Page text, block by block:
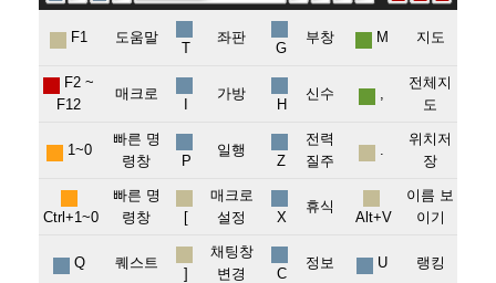
F1 도움말
T
좌판
G
부창 M 지도
F2 ~
F12
매크로 가방
H
신수
전체지
도
1~0
빠른 명
령창
P
일행
Z
전력
질주
위치저
장
Ctrl+1~0
빠른 명
령창
[
매크로
설정
X
휴식
Alt+V
이름 보
이기
Q 퀘스트
]
채팅창
변경
C
정보 U 랭킹